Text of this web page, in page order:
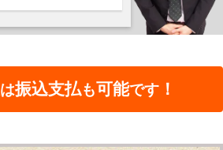
は振込支払も可能です！